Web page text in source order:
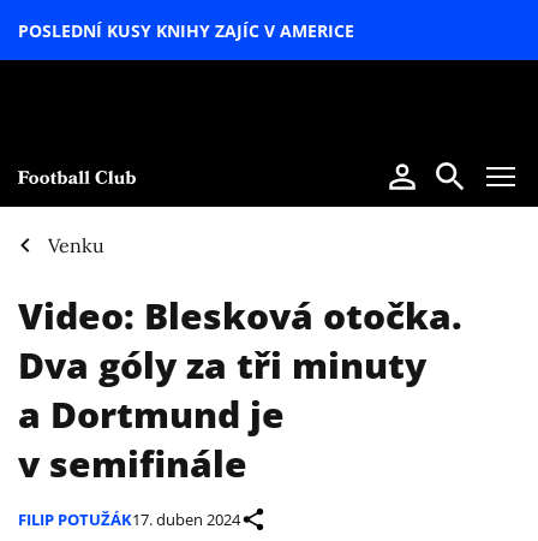
POSLEDNÍ KUSY KNIHY ZAJÍC V AMERICE
Venku
Video: Blesková otočka.
Dva góly za tři minuty
a Dortmund je
v semifinále
FILIP POTUŽÁK17. duben 2024